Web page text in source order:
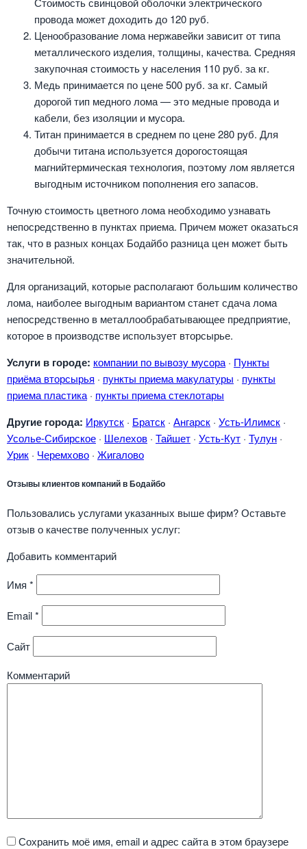
провода может доходить до 120 руб.
Ценообразование лома нержавейки зависит от типа
металлического изделия, толщины, качества. Средняя
закупочная стоимость у населения 110 руб. за кг.
Медь принимается по цене 500 руб. за кг. Самый
дорогой тип медного лома — это медные провода и
кабели, без изоляции и мусора.
Титан принимается в среднем по цене 280 руб. Для
добычи титана используется дорогостоящая
магнийтермическая технология, поэтому лом является
выгодным источником пополнения его запасов.
Точную стоимость цветного лома необходимо узнавать
непосредственно в пунктах приема. Причем может оказаться
так, что в разных концах Бодайбо разница цен может быть
значительной.
Для организаций, которые располагают большим количество
лома, наиболее выгодным вариантом станет сдача лома
непосредственно в металлообрабатывающее предприятие,
которое в производстве использует вторсырье.
Услуги в городе: компании по вывозу мусора · Пункты
приёма вторсырья · пункты приема макулатуры · пункты
приема пластика · пункты приема стеклотары
Другие города: Иркутск · Братск · Ангарск · Усть-Илимск ·
Усолье-Сибирское · Шелехов · Тайшет · Усть-Кут · Тулун ·
Урик · Черемхово · Жигалово
Отзывы клиентов компаний в Бодайбо
Пользовались услугами указанных выше фирм? Оставьте
отзыв о качестве полученных услуг:
Добавить комментарий
Имя *
Email*
Сайт
Комментарий
Сохранить моё имя, email и адрес сайта в этом браузере